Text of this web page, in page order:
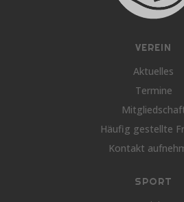
VEREIN
Aktuelles
Termine
Häufig gestellte
Kontakt
SPORT